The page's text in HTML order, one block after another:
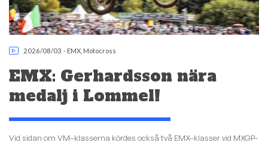
2026/08/03 - EMX Motocross
EMX: Gerhardsson nära
medalj i Lommel!
Vid sidan om VM–klasserna kördes också två EMX–klasser vid MXGP-